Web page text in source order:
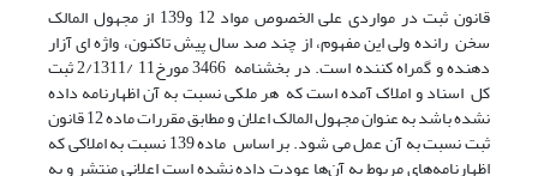
قانون ثبت در مواردی علی الخصوص مواد 12 و139 از مجهول المالک
سخن رانده ولی این مفهوم، از چند صد سال پیش تاکنون، واژه ای آزار
دهنده و گمراه کننده است. در بخشنامه 3466 مورخ11 /2/1311 ثبت
کل اسناد و املاک آمده است که هر ملکی نسبت به آن اظهارنامه داده
نشده باشد به عنوان مجهول المالک اعلان و مطابق مقررات ماده 12 قانون
ثبت نسبت به آن عمل می شود. بر اساس ماده 139 نسبت به املاکی که
اظهارنامه‌های مربوط به آن‌ها عودت داده نشده است اعلانی منتشر و به